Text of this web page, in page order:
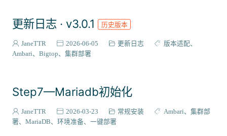
更新日志 · v3.0.1 历史版本
JaneTTR 2026-06-05 更新日志
版本适配
Ambari
Bigtop 集群部署
Step7—Mariadb初始化
JaneTTR 2026-03-23 常规安装 Ambari
集群部
署
MariaDB 环境准备 一键部署